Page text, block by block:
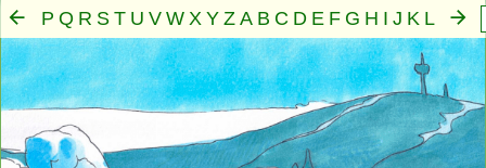
P Q R S T U V W X Y Z A B C D E F G H I J K L
M N O
Mensch·Seele·Geist·Familie·Gemeinschaft·